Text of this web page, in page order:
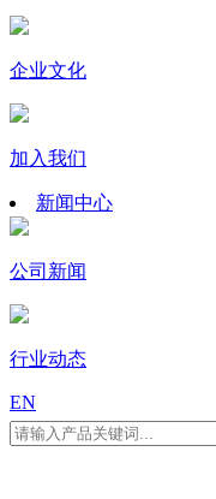
企业文化
加入我们
新闻中心
公司新闻
行业动态
EN